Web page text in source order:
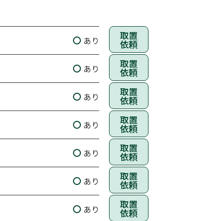
あり 取置
依頼
あり 取置
依頼
あり 取置
依頼
あり 取置
依頼
あり 取置
依頼
あり 取置
依頼
あり 取置
依頼